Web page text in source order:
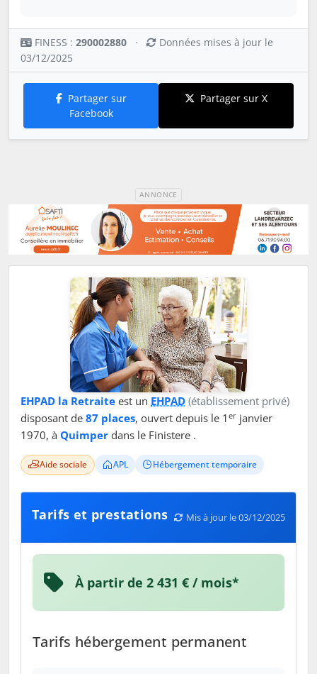
FINESS : 290002880 ·
Données mises à jour le
03/12/2025
Partager sur
Facebook
Partager sur X
ANNONCE
EHPAD la Retraite est un EHPAD (établissement privé)
disposant de 87 places, ouvert depuis le 1 er janvier
1970, à Quimper dans le Finistere .
Aide sociale APL Hébergement temporaire
Tarifs et prestations Mis à jour le 03/12/2025
À partir de 2 431 € / mois*
Tarifs hébergement permanent